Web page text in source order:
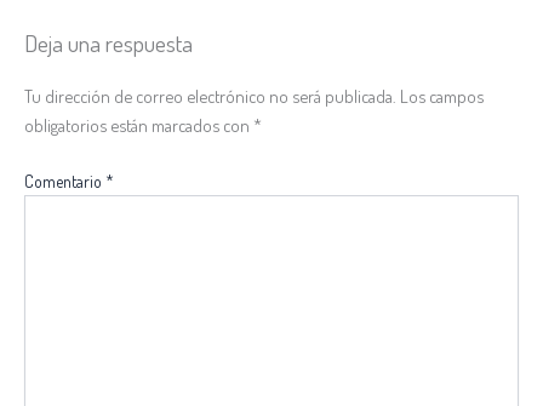
Deja una respuesta
Tu dirección de correo electrónico no será publicada. Los campos
obligatorios están marcados con *
Comentario *